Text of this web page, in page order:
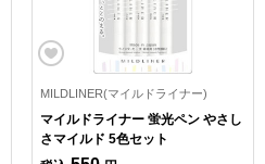
MILDLINER(マイルドライナー)
マイルドライナー 蛍光ペン やさし
さマイルド 5色セット